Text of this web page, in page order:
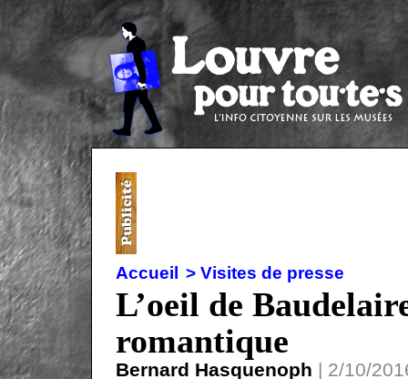
Accueil > Visites de presse
L’oeil de
romantique
Bernard Hasquenoph | 2/10/